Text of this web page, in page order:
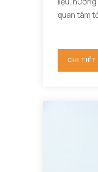
quan tâm
CHI TIẾT